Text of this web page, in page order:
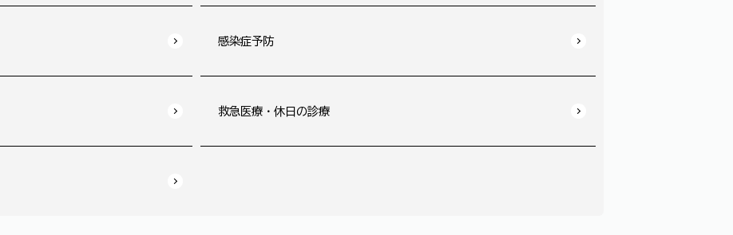
感染症予防
救急医療・休日の診療